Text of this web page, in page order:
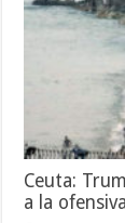
Ceuta:
a la